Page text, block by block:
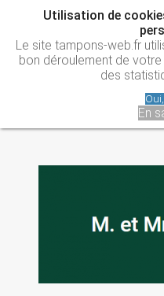
Utilisation de
Le site tampons-web.fr
bon déroulement de
des
En